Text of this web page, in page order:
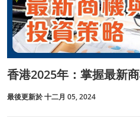
香港2025年：掌握最新
最後更新於 十二月 05, 2024